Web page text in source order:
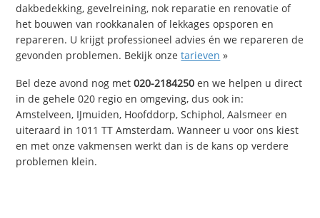
dakbedekking, gevelreining, nok reparatie en renovatie of
het bouwen van rookkanalen of lekkages opsporen en
repareren. U krijgt professioneel advies én we repareren de
gevonden problemen. Bekijk onzetarieven »
Bel deze avond nog met020-2184250 en we helpen u direct
in de gehele 020 regio en omgeving, dus ook in:
Amstelveen, IJmuiden, Hoofddorp, Schiphol, Aalsmeer en
uiteraard in 1011 TT Amsterdam. Wanneer u voor ons kiest
en met onze vakmensen werkt dan is de kans op verdere
problemen klein.